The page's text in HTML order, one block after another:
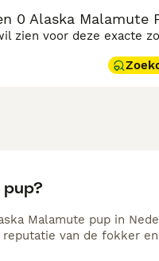
0 Alaska Malamute
zien voor deze exacte
Malamute pup in
van de fokker